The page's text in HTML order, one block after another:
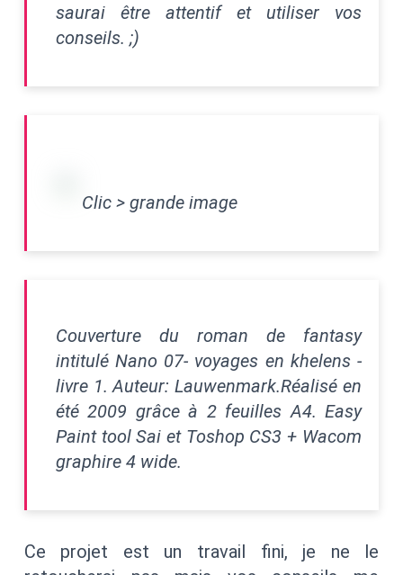
saurai être attentif et utiliser vos
conseils. ;)
Clic > grande image
Couverture du roman de fantasy
intituléNano 07- voyages en khelens -
livre 1. Auteur:Lauwenmark.Réalisé en
été 2009 grâce à 2 feuilles A4. Easy
Paint tool Sai et Toshop CS3 + Wacom
graphire 4 wide.
Ce projet est un travail fini, je ne le